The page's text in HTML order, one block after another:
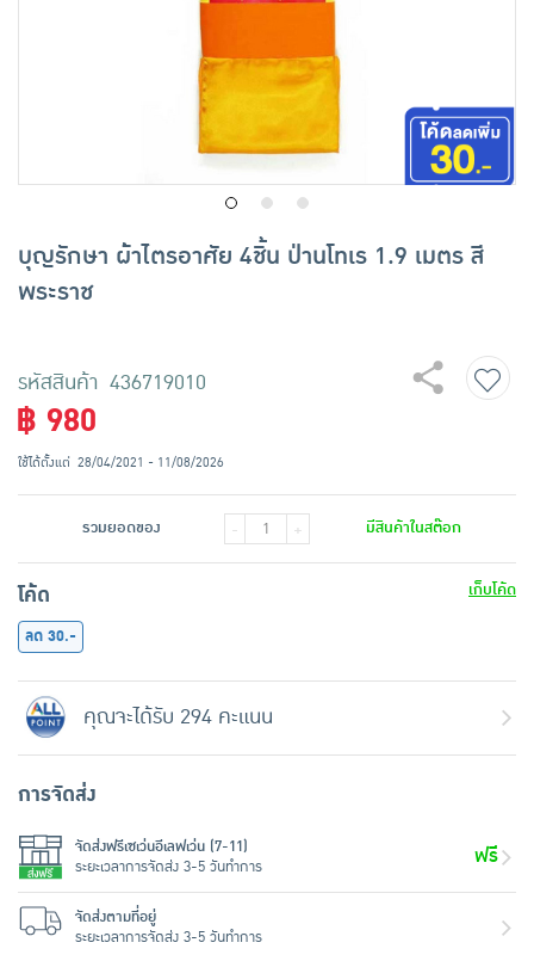
อาหารสด ผัก ผลไม้และเบเกอรี่
บุญรักษา ผ้าไตรอาศัย 4ชิ้น ป่านโทเร 1.9 เมตร สี
พระราช
รหัสสินค้า 436719010
฿ 980
ใช้ได้ตั้งแต่ 28/04/2021 - 11/08/2026
รวมยอดของ - + มีสินค้าในสต๊อก
โค้ด
เก็บโค้ด
ลด 30.-
คุณจะได้รับ 294 คะแนน
การจัดส่ง
จัดส่งฟรีเซเว่นอีเลฟเว่น (7-11)
ระยะเวลาการจัดส่ง 3-5 วันทำการ
ฟรี
จัดส่งตามที่อยู่
ระยะเวลาการจัดส่ง 3-5 วันทำการ